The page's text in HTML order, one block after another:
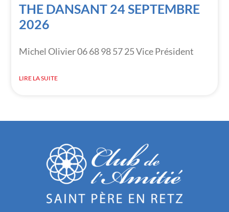
THE DANSANT 24 SEPTEMBRE
2026
Michel Olivier 06 68 98 57 25 Vice Président
LIRE LA SUITE